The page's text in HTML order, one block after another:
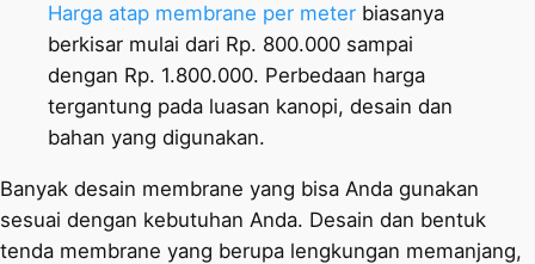
Harga atap membrane per meter biasanya
berkisar mulai dari Rp. 800.000 sampai
dengan Rp. 1.800.000. Perbedaan harga
tergantung pada luasan kanopi, desain dan
bahan yang digunakan.
Banyak desain membrane yang bisa Anda gunakan
sesuai dengan kebutuhan Anda. Desain dan bentuk
tenda membrane yang berupa lengkungan memanjang,